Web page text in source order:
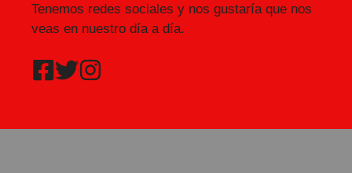
Tenemos redes sociales y nos gustaría que nos
veas en nuestro día a día.